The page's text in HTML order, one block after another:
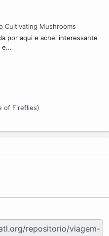
Cultivating Mushrooms
por aqui e achei interessante
e...
of Fireflies)